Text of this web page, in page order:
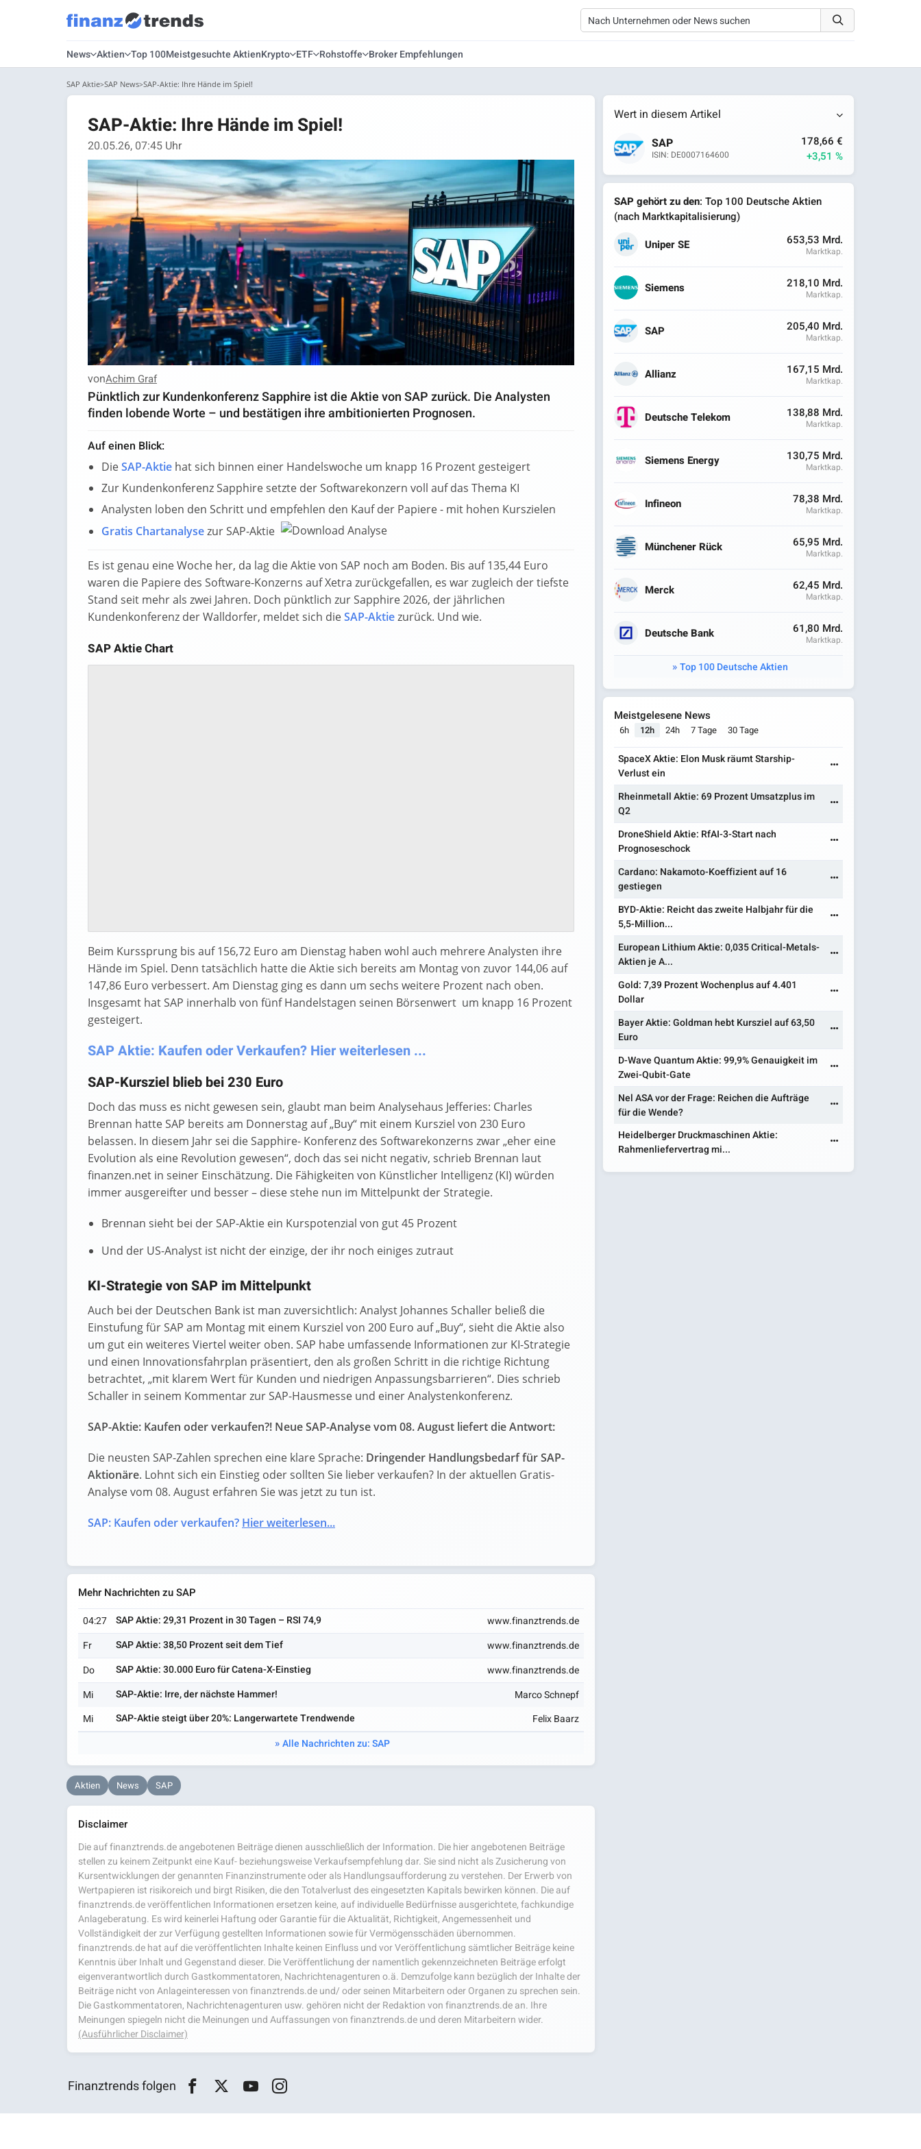
News Aktien Top 100Meistgesuchte AktienKrypto ETF Rohstoffe Broker Empfehlungen
SAP Aktie SAP News SAP-Aktie: Ihre Hände im Spiel!
SAP-Aktie: Ihre Hände im Spiel!
20.05.26, 07:45 Uhr
vonAchim Graf
Pünktlich zur Kundenkonferenz Sapphire ist die Aktie von SAP zurück. Die Analysten
finden lobende Worte – und bestätigen ihre ambitionierten Prognosen.
Auf einen Blick:
DieSAP-Aktie hat sich binnen einer Handelswoche um knapp 16 Prozent gesteigert
Zur Kundenkonferenz Sapphire setzte der Softwarekonzern voll auf das Thema KI
Analysten loben den Schritt und empfehlen den Kauf der Papiere - mit hohen Kurszielen
Gratis Chartanalysezur SAP-Aktie
Es ist genau eine Woche her, da lag die Aktie von SAP noch am Boden. Bis auf 135,44 Euro
waren die Papiere des Software-Konzerns auf Xetra zurückgefallen, es war zugleich der tiefste
Stand seit mehr als zwei Jahren. Doch pünktlich zur Sapphire 2026, der jährlichen
Kundenkonferenz der Walldorfer, meldet sich dieSAP-Aktiezurück. Und wie.
SAP Aktie Chart
Beim Kurssprung bis auf 156,72 Euro am Dienstag haben wohl auch mehrere Analysten ihre
Hände im Spiel. Denn tatsächlich hatte die Aktie sich bereits am Montag von zuvor 144,06 auf
147,86 Euro verbessert. Am Dienstag ging es dann um sechs weitere Prozent nach oben.
Insgesamt hat SAP innerhalb von fünf Handelstagen seinen Börsenwert um knapp 16 Prozent
gesteigert.
SAP Aktie: Kaufen oder Verkaufen? Hier weiterlesen ...
SAP-Kursziel blieb bei 230 Euro
Doch das muss es nicht gewesen sein, glaubt man beim Analysehaus Jefferies: Charles
Brennan hatte SAP bereits am Donnerstag auf „Buy“ mit einem Kursziel von 230 Euro
belassen. In diesem Jahr sei die Sapphire- Konferenz des Softwarekonzerns zwar „eher eine
Evolution als eine Revolution gewesen“, doch das sei nicht negativ, schrieb Brennan laut
finanzen.net in seiner Einschätzung. Die Fähigkeiten von Künstlicher Intelligenz (KI) würden
immer ausgereifter und besser – diese stehe nun im Mittelpunkt der Strategie.
Brennan sieht bei der SAP-Aktie ein Kurspotenzial von gut 45 Prozent
Und der US-Analyst ist nicht der einzige, der ihr noch einiges zutraut
KI-Strategie von SAP im Mittelpunkt
Auch bei der Deutschen Bank ist man zuversichtlich: Analyst Johannes Schaller beließ die
Einstufung für SAP am Montag mit einem Kursziel von 200 Euro auf „Buy“, sieht die Aktie also
um gut ein weiteres Viertel weiter oben. SAP habe umfassende Informationen zur KI-Strategie
und einen Innovationsfahrplan präsentiert, den als großen Schritt in die richtige Richtung
betrachtet, „mit klarem Wert für Kunden und niedrigen Anpassungsbarrieren“. Dies schrieb
Schaller in seinem Kommentar zur SAP-Hausmesse und einer Analystenkonferenz.
SAP-Aktie: Kaufen oder verkaufen?! Neue SAP-Analyse vom 08. August liefert die Antwort:
Die neusten SAP-Zahlen sprechen eine klare Sprache: Dringender Handlungsbedarf für SAP-
Aktionäre. Lohnt sich ein Einstieg oder sollten Sie lieber verkaufen? In der aktuellen Gratis-
Analyse vom 08. August erfahren Sie was jetzt zu tun ist.
SAP: Kaufen oder verkaufen? Hier weiterlesen...
Mehr Nachrichten zu SAP
04:27 SAP Aktie: 29,31 Prozent in 30 Tagen – RSI 74,9
www.finanztrends.de
Fr
SAP Aktie: 38,50 Prozent seit dem Tief
www.finanztrends.de
Do
SAP Aktie: 30.000 Euro für Catena-X-Einstieg
www.finanztrends.de
Mi
SAP-Aktie: Irre, der nächste Hammer!
Marco Schnepf
Mi
SAP-Aktie steigt über 20%: Langerwartete Trendwende
Felix Baarz
Alle Nachrichten zu: SAP
Aktien News SAP
Disclaimer
Die auf finanztrends.de angebotenen Beiträge dienen ausschließlich der Information. Die hier angebotenen Beiträge
stellen zu keinem Zeitpunkt eine Kauf- beziehungsweise Verkaufsempfehlung dar. Sie sind nicht als Zusicherung von
Kursentwicklungen der genannten Finanzinstrumente oder als Handlungsaufforderung zu verstehen. Der Erwerb von
Wertpapieren ist risikoreich und birgt Risiken, die den Totalverlust des eingesetzten Kapitals bewirken können. Die auf
finanztrends.de veröffentlichen Informationen ersetzen keine, auf individuelle Bedürfnisse ausgerichtete, fachkundige
Anlageberatung. Es wird keinerlei Haftung oder Garantie für die Aktualität, Richtigkeit, Angemessenheit und
Vollständigkeit der zur Verfügung gestellten Informationen sowie für Vermögensschäden übernommen.
finanztrends.de hat auf die veröffentlichten Inhalte keinen Einfluss und vor Veröffentlichung sämtlicher Beiträge keine
Kenntnis über Inhalt und Gegenstand dieser. Die Veröffentlichung der namentlich gekennzeichneten Beiträge erfolgt
eigenverantwortlich durch Gastkommentatoren, Nachrichtenagenturen o.ä. Demzufolge kann bezüglich der Inhalte der
Beiträge nicht von Anlageinteressen von finanztrends.de und/ oder seinen Mitarbeitern oder Organen zu sprechen sein.
Die Gastkommentatoren, Nachrichtenagenturen usw. gehören nicht der Redaktion von finanztrends.de an. Ihre
Meinungen spiegeln nicht die Meinungen und Auffassungen von finanztrends.de und deren Mitarbeitern wider.
(Ausführlicher Disclaimer)
Wert in diesem Artikel
SAP
ISIN: DE0007164600
178,66 €
+3,51 %
SAP gehört zu den: Top 100 Deutsche Aktien
(nach Marktkapitalisierung)
Uniper SE
653,53 Mrd.
Marktkap.
Siemens 218,10 Mrd.
Marktkap.
SAP 205,40 Mrd.
Marktkap.
Allianz 167,15 Mrd.
Marktkap.
Deutsche Telekom 138,88 Mrd.
Marktkap.
Siemens Energy 130,75 Mrd.
Marktkap.
Infineon 78,38 Mrd.
Marktkap.
Münchener Rück 65,95 Mrd.
Marktkap.
Merck 62,45 Mrd.
Marktkap.
Deutsche Bank 61,80 Mrd.
Marktkap.
Top 100 Deutsche Aktien
Meistgelesene News
6h 12h 24h 7 Tage 30 Tage
SpaceX Aktie: Elon Musk räumt Starship-
Verlust ein
Rheinmetall Aktie: 69 Prozent Umsatzplus im
Q2
DroneShield Aktie: RfAI-3-Start nach
Prognoseschock
Cardano: Nakamoto-Koeffizient auf 16
gestiegen
BYD-Aktie: Reicht das zweite Halbjahr für die
5,5-Million...
European Lithium Aktie: 0,035 Critical-Metals-
Aktien je A...
Gold: 7,39 Prozent Wochenplus auf 4.401
Dollar
Bayer Aktie: Goldman hebt Kursziel auf 63,50
Euro
D-Wave Quantum Aktie: 99,9% Genauigkeit im
Zwei-Qubit-Gate
Nel ASA vor der Frage: Reichen die Aufträge
für die Wende?
Heidelberger Druckmaschinen Aktie:
Rahmenliefervertrag mi...
Finanztrends folgen